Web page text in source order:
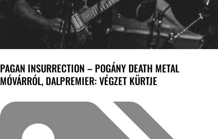
PAGAN INSURRECTION – POGÁNY DEATH METAL
MÓVÁRRÓL, DALPREMIER: VÉGZET KÜRTJE